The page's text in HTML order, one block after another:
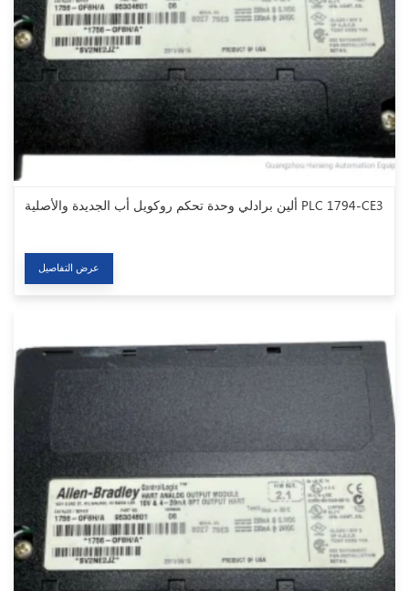
ألين برادلي وحدة تحكم روكويل أب الجديدة والأصلية PLC 1794-CE3
عرض التفاصيل